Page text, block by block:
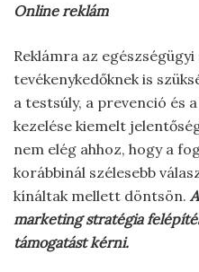
Online reklám
Reklámra az
tevékenykedőknek is
a testsúly, a prevenció és
kezelése kiemelt
nem elég ahhoz, hogy a
korábbinál szélesebb
kínáltak mellett döntsön.
marketing stratégia
támogatást kérni.